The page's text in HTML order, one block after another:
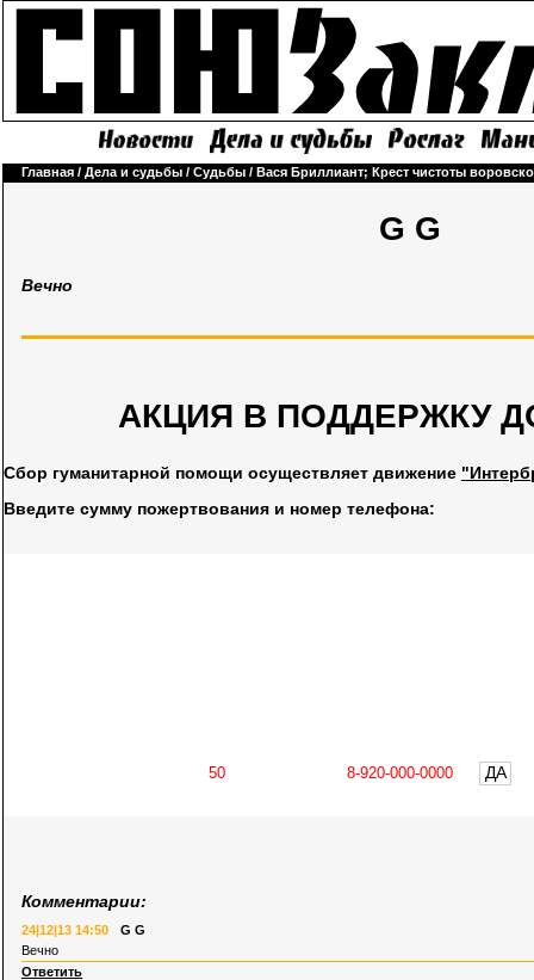
Главная / Дела и судьбы / Судьбы / Вася Бриллиант; Крест чистоты
G G
Вечно
АКЦИЯ В ПОДДЕРЖКУ
Сбор гуманитарной помощи осуществляет движение
Введите сумму пожертвования и номер телефона:
ДА
Комментарии:
24|12|13 14:50
G G
Вечно
Ответить